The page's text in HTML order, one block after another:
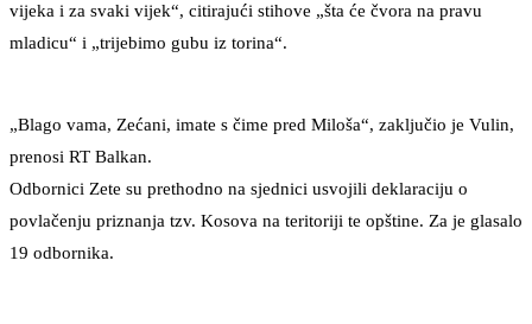
vijeka i za svaki vijek“, citirajući stihove „šta će čvora na pravu
mladicu“ i „trijebimo gubu iz torina“.
„Blago vama, Zećani, imate s čime pred Miloša“, zaključio je Vulin,
prenosi RT Balkan.
Odbornici Zete su prethodno na sjednici usvojili deklaraciju o
povlačenju priznanja tzv. Kosova na teritoriji te opštine. Za je glasalo
19 odbornika.